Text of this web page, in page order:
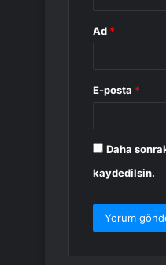
Ad *
E-posta *
Daha
kaydedilsin.